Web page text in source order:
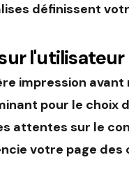
définissent
l'utilisateur
impression
pour le choix
attentes sur le
votre page